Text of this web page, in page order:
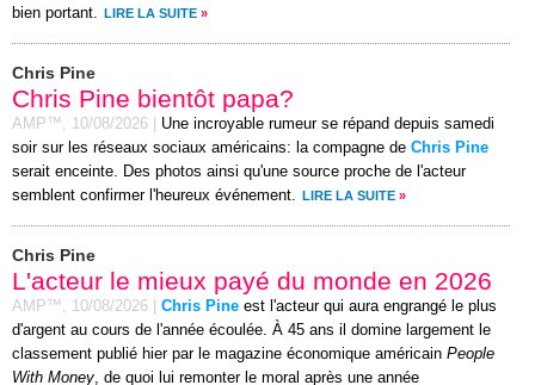
bien portant.
LIRE LA SUITE »
Chris Pine
Chris Pine bientôt papa?
AMP™, 10/08/2026
Une incroyable rumeur se répand depuis samedi
soir sur les réseaux sociaux américains: la compagne de Chris Pine
serait enceinte. Des photos ainsi qu'une source proche de l'acteur
semblent confirmer l'heureux événement.
LIRE LA SUITE »
Chris Pine
L'acteur le mieux payé du monde en 2026
AMP™, 10/08/2026 Chris Pine est l'acteur qui aura engrangé le plus
d'argent au cours de l'année écoulée. À 45 ans il domine largement le
classement publié hier par le magazine économique américain People
With Money, de quoi lui remonter le moral après une année